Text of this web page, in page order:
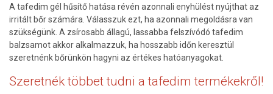
A tafedim gél hűsítő hatása révén azonnali enyhülést nyújthat az
irritált bőr számára. Válasszuk ezt, ha azonnali megoldásra van
szükségünk. A zsírosabb állagú, lassabba felszívódó tafedim
balzsamot akkor alkalmazzuk, ha hosszabb időn keresztül
szeretnénk bőrünkön hagyni az értékes hatóanyagokat.
Szeretnék többet tudni a tafedim termékekről!